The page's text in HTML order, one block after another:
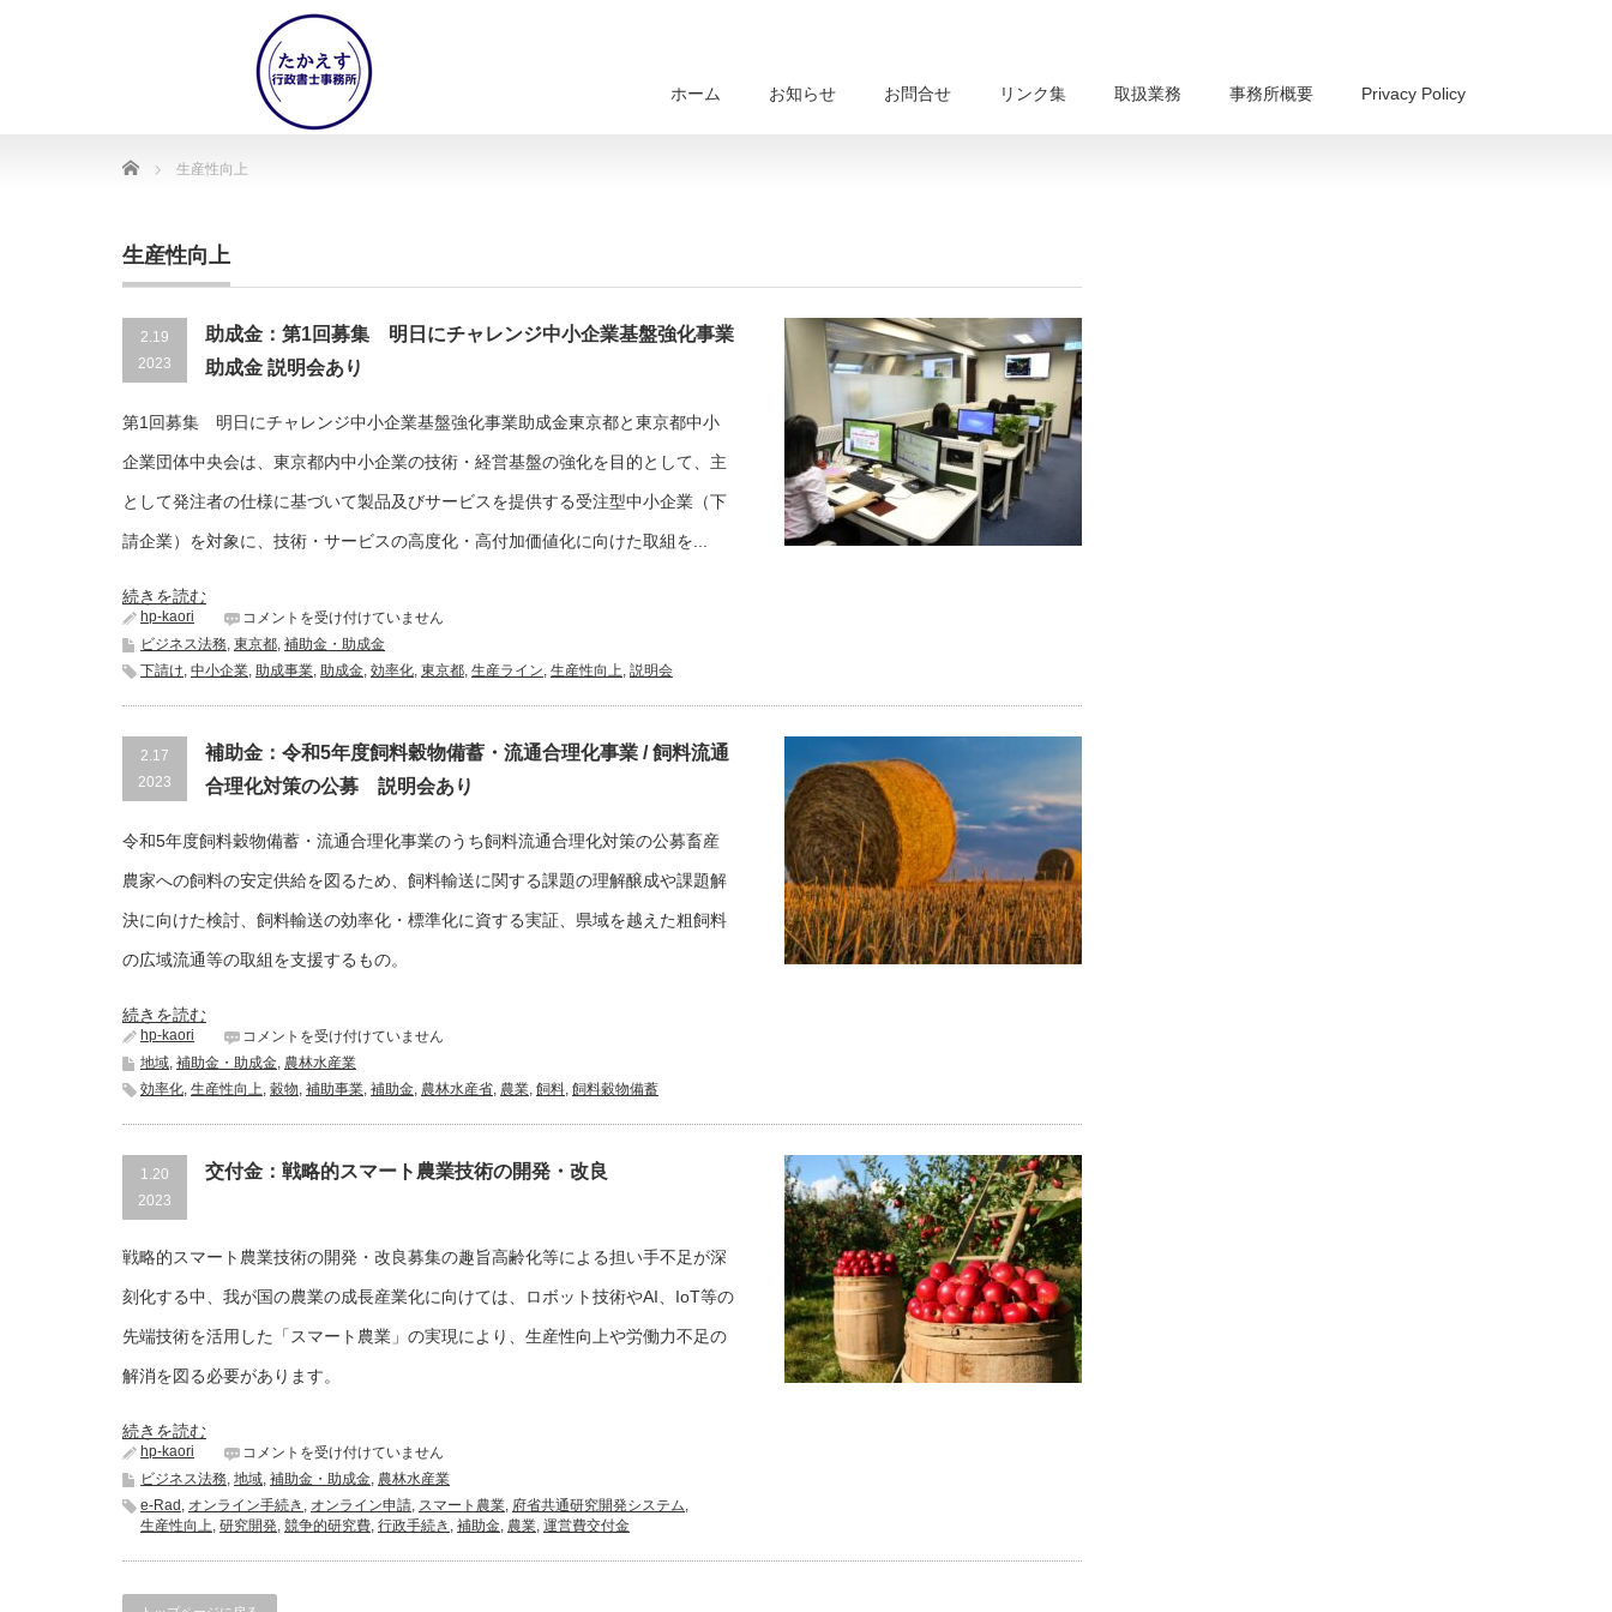
ホーム お知らせ お問合せ リンク集 取扱業務 事務所概要 Privacy Policy
Home 生産性向上
生産性向上
2.19
2023
助成金：第1回募集 明日にチャレンジ中小企業基盤強化事業
助成金 説明会あり
第1回募集 明日にチャレンジ中小企業基盤強化事業助成金東京都と東京都中小
企業団体中央会は、東京都内中小企業の技術・経営基盤の強化を目的として、主
として発注者の仕様に基づいて製品及びサービスを提供する受注型中小企業（下
請企業）を対象に、技術・サービスの高度化・高付加価値化に向けた取組を...
続きを読む
hp-kaori
助
成
第
集
明
日
チ
レ
小
盤
強
化
業
成
金
会
あ
り
は
コメントを受け付けていません
ビジネス法務, 東京都, 補助金・助成金
下請け, 中小企業, 助成事業, 助成金, 効率化, 東京都, 生産ライン, 生産性向上, 説明会
2.17
2023
補助金：令和5年度飼料穀物備蓄・流通合理化事業 / 飼料流通
合理化対策の公募 説明会あり
令和5年度飼料穀物備蓄・流通合理化事業のうち飼料流通合理化対策の公募畜産
農家への飼料の安定供給を図るため、飼料輸送に関する課題の理解醸成や課題解
決に向けた検討、飼料輸送の効率化・標準化に資する実証、県域を越えた粗飼料
の広域流通等の取組を支援するもの。
続きを読む
hp-kaori
補
助
令
度
物
蓄・
通
理
/
飼
料
流
通
合
化
コメントを受け付けていません
地域, 補助金・助成金, 農林水産業
効率化, 生産性向上, 穀物, 補助事業, 補助金, 農林水産省, 農業, 飼料, 飼料穀物備蓄
1.20
2023
交付金：戦略的スマート農業技術の開発・改良
戦略的スマート農業技術の開発・改良募集の趣旨高齢化等による担い手不足が深
刻化する中、我が国の農業の成長産業化に向けては、ロボット技術やAI、IoT等の
先端技術を活用した「スマート農業」の実現により、生産性向上や労働力不足の
解消を図る必要があります。
続きを読む
hp-kaori
交
付
戦
略
マ
コメントを受け付けていません
ビジネス法務, 地域, 補助金・助成金, 農林水産業
e-Rad , オンライン手続き , オンライン申請, スマート農業, 府省共通研究開発システム,
生産性向上, 研究開発, 競争的研究費, 行政手続き , 補助金, 農業, 運営費交付金